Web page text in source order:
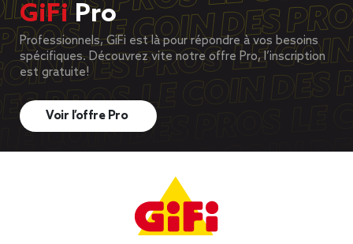
GiFiPro
Professionnels, GiFi est là pour répondre à vos besoins
spécifiques. Découvrez vite notre offre Pro, l’inscription
est gratuite!
Voir l’offre Pro